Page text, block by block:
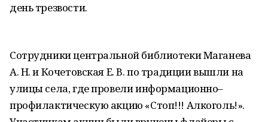
день трезвости.
Сотрудники центральной библиотеки Маганева
А. Н. и Кочетовская Е. В. по традиции вышли на
улицы села, где провели информационно–
профилактическую акцию «Стоп!!! Алкоголь!».